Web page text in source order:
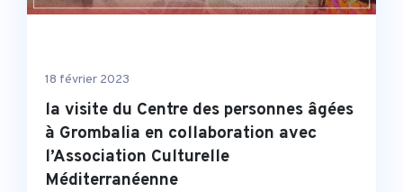
18 février 2023
la visite du Centre des personnes âgées
à Grombalia en collaboration avec
l’Association Culturelle
Méditerranéenne